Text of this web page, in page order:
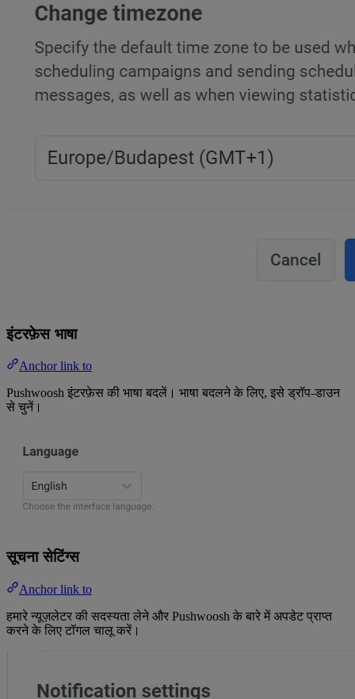
इंटरफ़ेस भाषा
Anchor link to
Pushwoosh इंटरफ़ेस की भाषा बदलें। भाषा बदलने के लिए, इसे ड्रॉप-डाउन
से चुनें।
सूचना सेटिंग्स
Anchor link to
हमारे न्यूज़लेटर की सदस्यता लेने और Pushwoosh के बारे में अपडेट प्राप्त
करने के लिए टॉगल चालू करें।